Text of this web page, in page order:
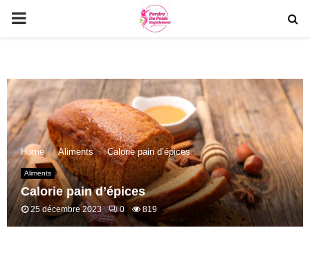
PRIMARY
Home Aliments Calorie pain d’épices
Aliments
Calorie pain d’épices
25 décembre 2023 0 819